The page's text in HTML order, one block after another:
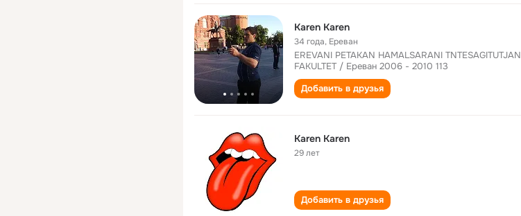
Karen Karen
34 года, Ереван
EREVANI PETAKAN HAMALSARANI TNTESAGITUTJAN
FAKULTET / Ереван 2006 - 2010 113
Добавить в друзья
Karen Karen
29 лет
Добавить в друзья